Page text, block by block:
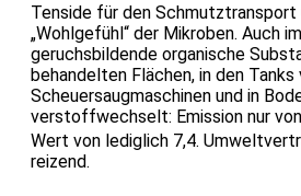
Tenside für den Schmutztransport
„Wohlgefühl“ der Mikroben. Auch
geruchsbildende organische
behandelten Flächen, in den Tanks
Scheuersaugmaschinen und in
verstoffwechselt: Emission nur
Wert von lediglich 7,4.
reizend.